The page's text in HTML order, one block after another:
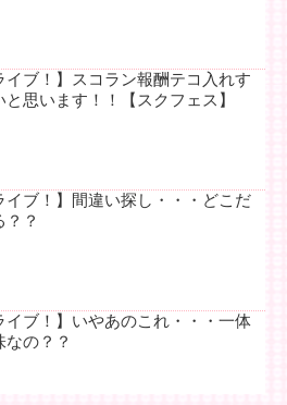
イブ！】スコラン報酬テコ入れす
と思います！！【スクフェス】
イブ！】間違い探し・・・どこだ
？？
イブ！】いやあのこれ・・・一体
なの？？